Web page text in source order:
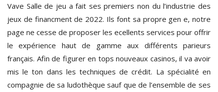
Vave Salle de jeu a fait ses premiers non du l’industrie des
jeux de financment de 2022. Ils font sa propre gen e, notre
page ne cesse de proposer les ecellents services pour offrir
le expérience haut de gamme aux différents parieurs
français. Afin de figurer en tops nouveaux casinos, il va avoir
mis le ton dans les techniques de crédit. La spécialité en
compagnie de sa ludothèque sauf que de l’ensemble de ses